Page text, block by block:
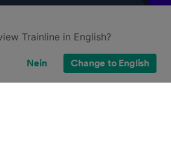
Trainline in English?
Nein Change to English